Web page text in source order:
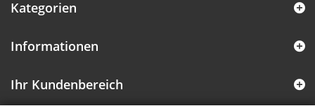
Kategorien
Informationen
Ihr Kundenbereich